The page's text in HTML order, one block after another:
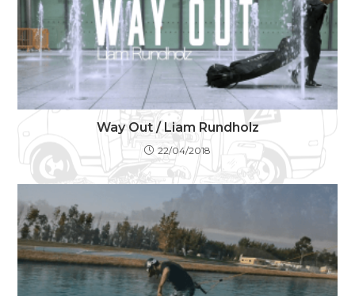
Way Out / Liam Rundholz
22/04/2018